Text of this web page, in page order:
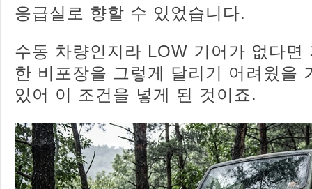
응급실로 향할 수 있었습니다.
수동 차량인지라 LOW 기어가 없다면
한 비포장을 그렇게 달리기 어려웠을
있어 이 조건을 넣게 된 것이죠.